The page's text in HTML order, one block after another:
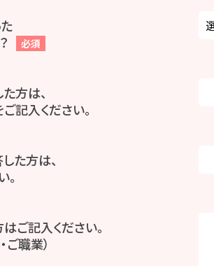
必須
方は、
記入ください。
た方は、
。
ご記入ください。
ご職業）